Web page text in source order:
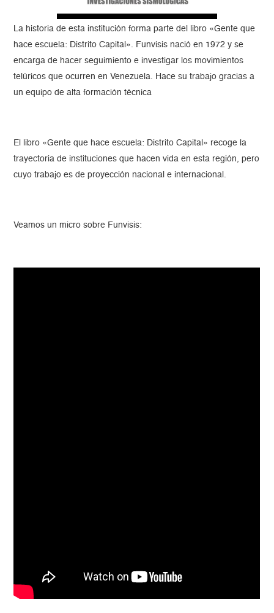
La historia de esta institución forma parte del libro «Gente que
hace escuela: Distrito Capital». Funvisis nació en 1972 y se
encarga de hacer seguimiento e investigar los movimientos
telúricos que ocurren en Venezuela. Hace su trabajo gracias a
un equipo de alta formación técnica
El libro «Gente que hace escuela: Distrito Capital» recoge la
trayectoria de instituciones que hacen vida en esta región, pero
cuyo trabajo es de proyección nacional e internacional.
Veamos un micro sobre Funvisis: